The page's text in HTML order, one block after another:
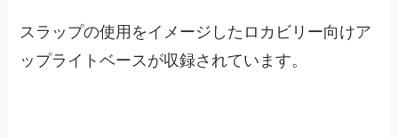
スラップの使用をイメージしたロカビリー向けア
ップライトベースが収録されています。